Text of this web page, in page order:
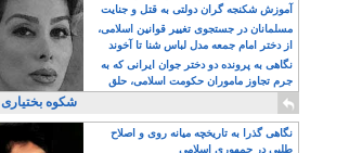
آموزش شکنجه گران دولتی به قتل و جنایت
بیشتر
مسلمانان در جستجوی تغییر قوانین اسلامی،
از دختر امام جمعه مدل لباس شنا تا آخوند
مسلمان همجنسگرا!
نگاهی به پرونده دو دختر جوان ایرانی که به
جرم تجاوز ماموران حکومت اسلامی، حلق
آویز شدند!
شکوه بختیاری
نگاهی گذرا به تاریخچه میانه روی و اصلاح
طلبی در جمهوری اسلامی